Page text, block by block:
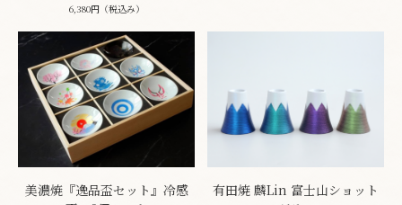
6,380円（税込み）
美濃焼『逸品盃セット』冷感
有田焼 麟Lin 富士山ショット